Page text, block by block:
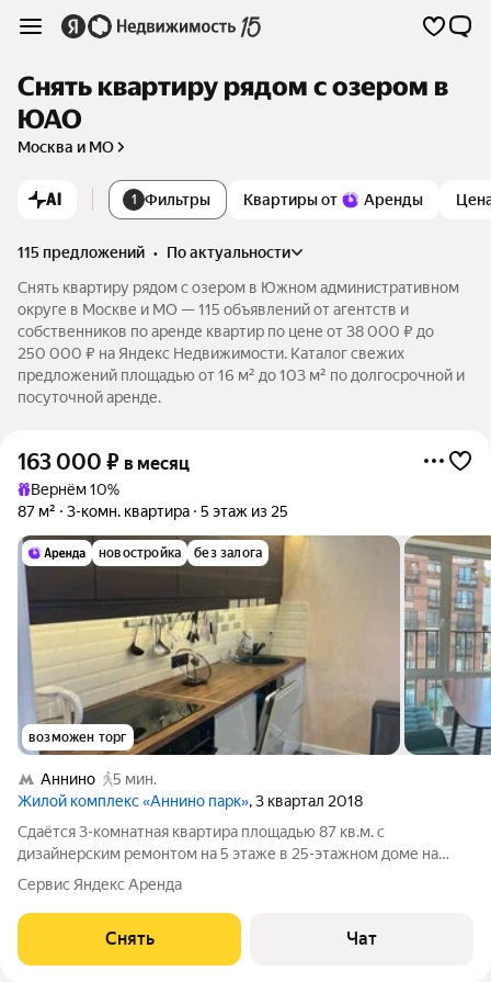
Снять квартиру рядом с озером в
ЮАО
Москва и МО
AI 1 Фильтры Квартиры от Аренды
115 предложений •
по актуальности
Снять квартиру рядом с озером в Южном административном
округе в Москве и МО — 115 объявлений от агентств и
собственников по аренде квартир по цене от 38 000 ₽ до
250 000 ₽ на Яндекс Недвижимости. Каталог свежих
предложений площадью от 16 м² до 103 м² по долгосрочной и
посуточной аренде.
163 000 ₽ в месяц
Вернём 10%
87 м²
3-комн. квартира 5 этаж из 25
новостройка без залога
возможен торг
Аннино
5 мин.
Жилой комплекс «Аннино парк», 3 квартал 2018
Сдаётся 3-комнатная квартира площадью 87 кв.м. с
дизайнерским ремонтом на 5 этаже в 25-этажном доме на
срок от 11 месяцев. Из техники есть: Духовой шкаф Стиральная
машина Холодильник Посудомоечная машина Микроволновка
Дом - монолитный.
Сервис Яндекс Аренда
Снять Чат